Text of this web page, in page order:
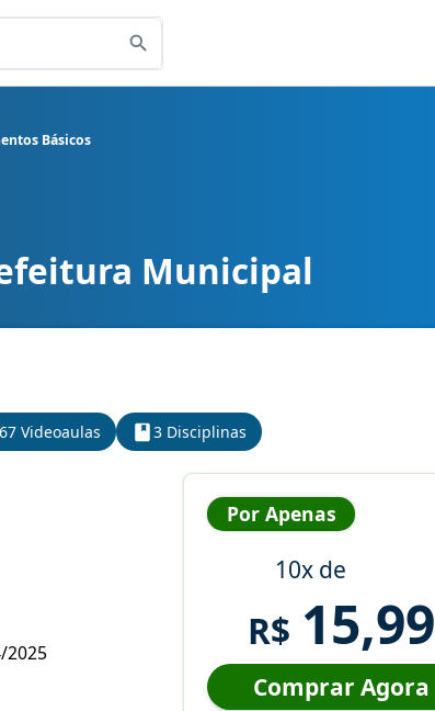
Básicos
BásicosMunicipal
Videoaulas 3 Disciplinas
2025
Por Apenas
10x de
R$ 15,99
Comprar Agora